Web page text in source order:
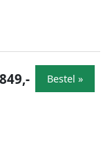
849,- Bestel »